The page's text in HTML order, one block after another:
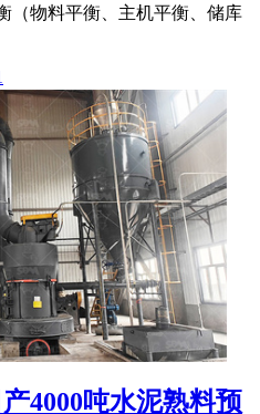
（物料平衡、主机平衡、储库
4000吨水泥熟料预